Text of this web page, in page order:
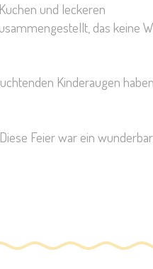
und leckeren
das keine
Kinderaugen
Feier war ein